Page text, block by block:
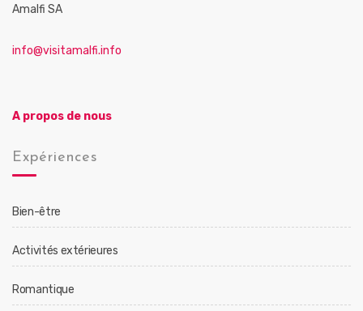
Amalfi SA
info@visitamalfi.info
A propos de nous
Expériences
Bien-être
Activités extérieures
Romantique